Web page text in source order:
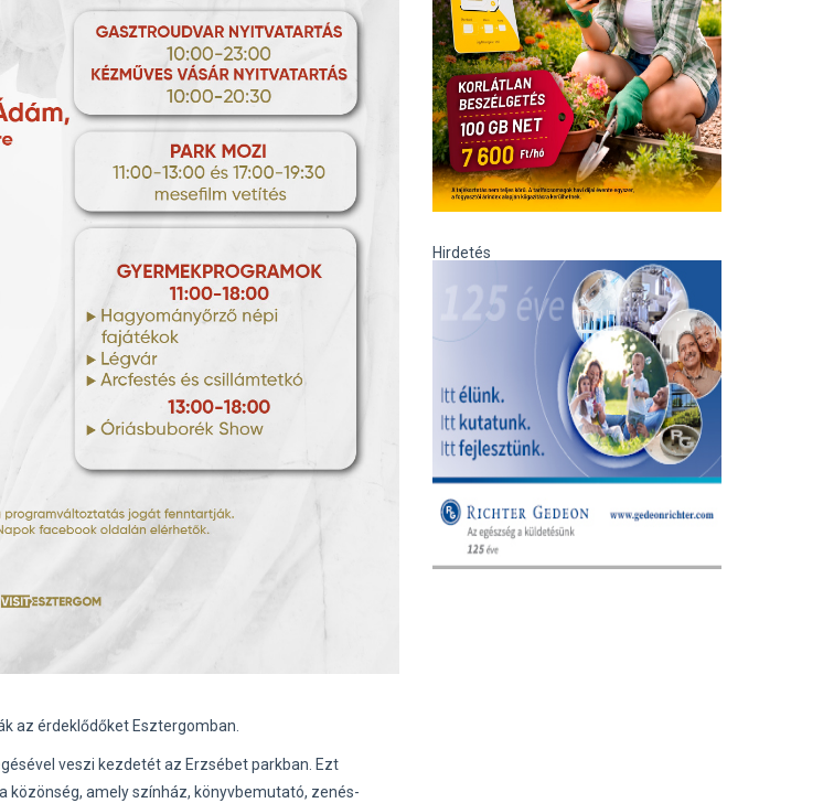
az érdeklődőket Esztergomban.
veszi kezdetét az Erzsébet parkban. Ezt
közönség, amely színház, könyvbemutató, zenés-
Hirdetés